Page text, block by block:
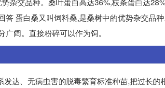
答 蛋白桑又叫饲料桑,是桑树中的优势杂交品
阔。直接粉碎可以作为饲。
达、无病虫害的脱毒繁育标准种苗,把过长